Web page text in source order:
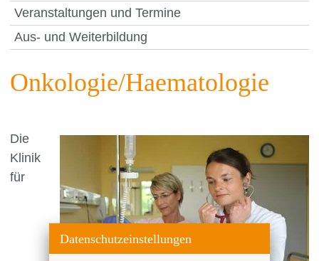
Veranstaltungen und Termine
Aus- und Weiterbildung
Onkologie/Haematologie
Die
Klinik
für
Datenschutzeinstellungen